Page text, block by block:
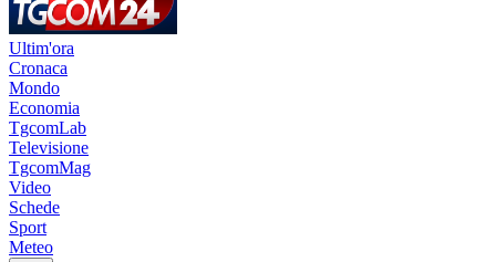
Ultim'ora
Cronaca
Mondo
Economia
TgcomLab
Televisione
TgcomMag
Video
Schede
Sport
Meteo